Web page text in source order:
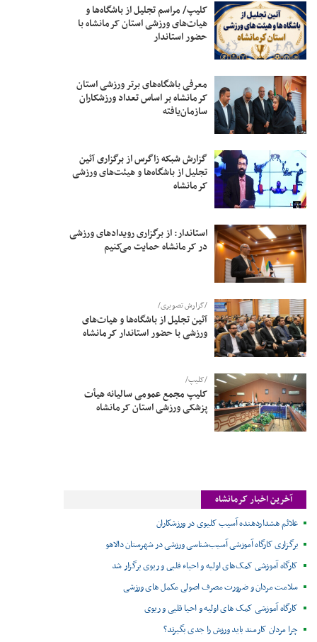
کلیپ/ مراسم تجلیل از باشگاه‌ها و
هیات‌های ورزشی استان کرمانشاه با
حضور استاندار
معرفی باشگاه‌های برتر ورزشی استان
کرمانشاه بر اساس تعداد ورزشکاران
سازمان‌یافته
گزارش شبکه زاگرس از برگزاری آئین
تجلیل از باشگاه‌ها و هیئت‌های ورزشی
کرمانشاه
استاندار: از برگزاری رویدادهای ورزشی
در کرمانشاه حمایت می‌کنیم
/گزارش تصویری/
آئین تجلیل از باشگاه‌ها و هیات‌های
ورزشی با حضور استاندار کرمانشاه
/کلیپ/
کلیپ مجمع عمومی سالیانه هیأت
پزشکی ورزشی استان کرمانشاه
آخرین اخبار کرمانشاه
علائم هشداردهنده آسیب کلیوی در ورزشکاران
برگزاری کارگاه آموزشی آسیب‌شناسی ورزشی در شهرستان دالاهو
کارگاه آموزشی کمک‌های اولیه و احیاء قلبی و ریوی برگزار شد
سلامت مردان و ضرورت مصرف اصولی مکمل های ورزشی
کارگاه آموزشی کمک های اولیه و احیا قلبی و ریوی
چرا مردان کارمند باید ورزش را جدی بگیرند؟